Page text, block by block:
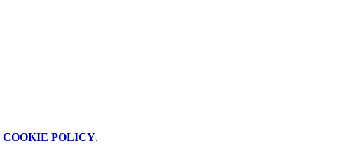
COOKIE POLICY.